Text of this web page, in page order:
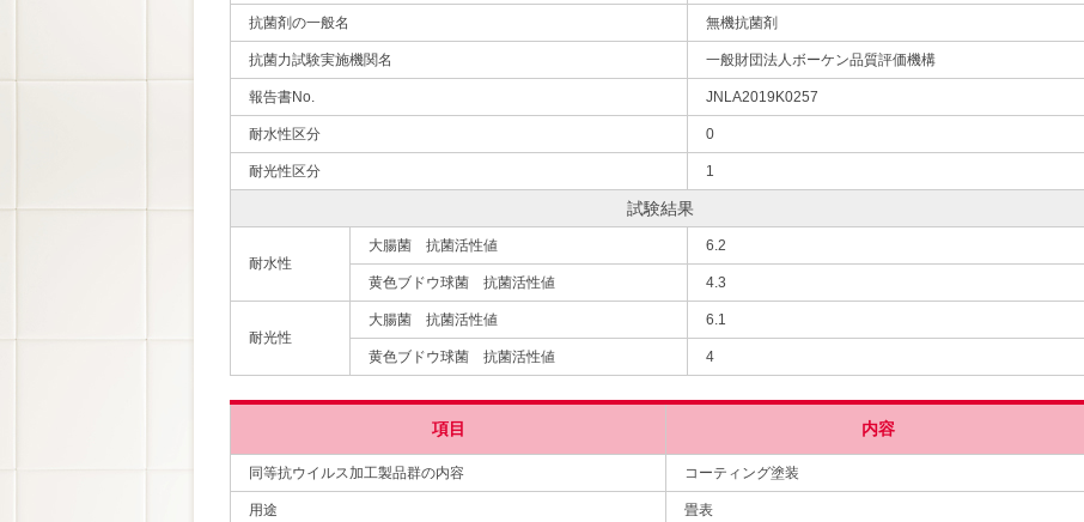
抗菌剤の一般名 無機抗菌剤
抗菌力試験実施機関名 一般財団法人ボーケン品質評価機構
報告書No. JNLA2019K0257
耐水性区分 0
耐光性区分 1
試験結果
耐水性
大腸菌 抗菌活性値 6.2
黄色ブドウ球菌 抗菌活性値 4.3
耐光性
大腸菌 抗菌活性値 6.1
黄色ブドウ球菌 抗菌活性値 4
項目 内容
同等抗ウイルス加工製品群の内容 コーティング塗装
用途 畳表